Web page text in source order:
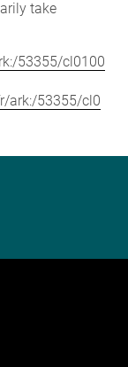
take
53355/cl0100
ark:/53355/cl0